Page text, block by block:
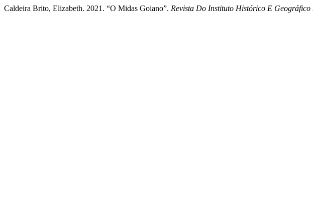
Caldeira Brito, Elizabeth. 2021. “O Midas Goiano”. Revista Do Instituto Histórico E Geográfico